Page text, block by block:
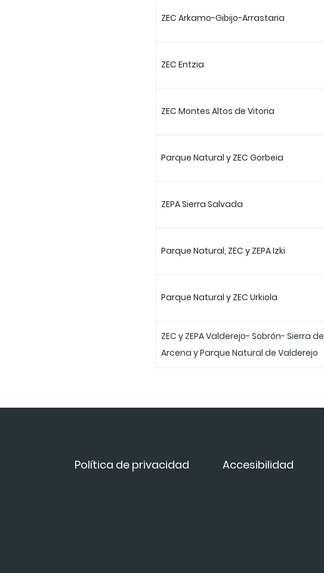
ZEC Arkamo-Gibijo-Arrastaria
ZEC Entzia
ZEC Montes Altos de Vitoria
Parque Natural y ZEC Gorbeia
ZEPA Sierra Salvada
Parque Natural, ZEC y ZEPA Izki
Parque Natural y ZEC Urkiola
ZEC y ZEPA Valderejo- Sobrón- Sierra de
Arcena y Parque Natural de Valderejo
Política de privacidad Accesibilidad